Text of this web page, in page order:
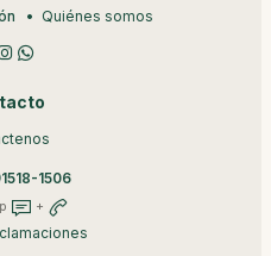
Quiénes somos
1506
+